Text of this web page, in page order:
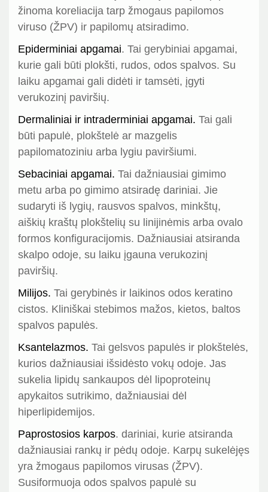
žinoma koreliacija tarp žmogaus papilomos
viruso (ŽPV) ir papilomų atsiradimo.
Epiderminiai apgamai. Tai gerybiniai apgamai,
kurie gali būti plokšti, rudos, odos spalvos. Su
laiku apgamai gali didėti ir tamsėti, įgyti
verukozinį paviršių.
Dermaliniai ir intraderminiai apgamai. Tai gali
būti papulė, plokštelė ar mazgelis
papilomatoziniu arba lygiu paviršiumi.
Sebaciniai apgamai. Tai dažniausiai gimimo
metu arba po gimimo atsiradę dariniai. Jie
sudaryti iš lygių, rausvos spalvos, minkštų,
aiškių kraštų plokštelių su linijinėmis arba ovalo
formos konfiguracijomis. Dažniausiai atsiranda
skalpo odoje, su laiku įgauna verukozinį
paviršių.
Milijos. Tai gerybinės ir laikinos odos keratino
cistos. Kliniškai stebimos mažos, kietos, baltos
spalvos papulės.
Ksantelazmos. Tai gelsvos papulės ir plokštelės,
kurios dažniausiai išsidėsto vokų odoje. Jas
sukelia lipidų sankaupos dėl lipoproteinų
apykaitos sutrikimo, dažniausiai dėl
hiperlipidemijos.
Paprostosios karpos. dariniai, kurie atsiranda
dažniausiai rankų ir pėdų odoje. Karpų sukelėjęs
yra žmogaus papilomos virusas (ŽPV).
Susiformuoja odos spalvos papulė su